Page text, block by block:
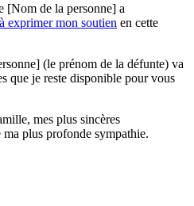
[Nom de la personne] a
à exprimer mon soutien en cette
(le prénom de la défunte) va
que je reste disponible pour vous
mes plus sincères
plus profonde sympathie.